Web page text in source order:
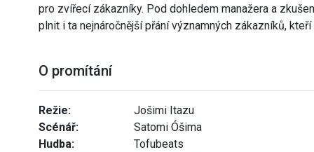
pro zvířecí zákazníky. Pod dohledem manažera a
plnit i ta nejnáročnější přání významných zákazníků,
O promítání
Režie:
Jošimi Itazu
Scénář:
Satomi Óšima
Hudba:
Tofubeats